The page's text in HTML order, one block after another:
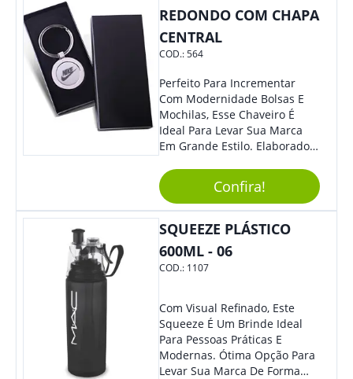
REDONDO COM CHAPA
CENTRAL
COD.:564
Perfeito Para Incrementar
Com Modernidade Bolsas E
Mochilas, Esse Chaveiro É
Ideal Para Levar Sua Marca
Em Grande Estilo. Elaborado A
O Brinde Se Adequa A
Diversos Públicos. Não Perca
A Chance De Elevar A
Visibilidade De Sua Empresa!
Confira!
SQUEEZE PLÁSTICO
600ML - 06
COD.: 1107
Com Visual Refinado, Este
Squeeze É Um Brinde Ideal
Para Pessoas Práticas E
Modernas. Ótima Opção Para
Levar Sua Marca De Forma